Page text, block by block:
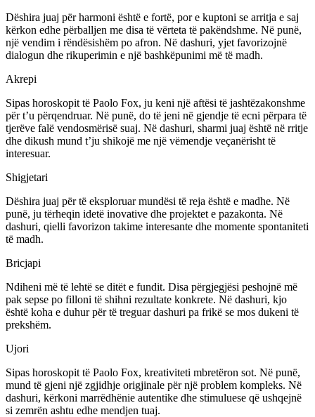
Dëshira juaj për harmoni është e fortë, por e kuptoni se arritja e saj
kërkon edhe përballjen me disa të vërteta të pakëndshme. Në punë,
një vendim i rëndësishëm po afron. Në dashuri, yjet favorizojnë
dialogun dhe rikuperimin e një bashkëpunimi më të madh.
Akrepi
Sipas horoskopit të Paolo Fox, ju keni një aftësi të jashtëzakonshme
për t’u përqendruar. Në punë, do të jeni në gjendje të ecni përpara të
tjerëve falë vendosmërisë suaj. Në dashuri, sharmi juaj është në rritje
dhe dikush mund t’ju shikojë me një vëmendje veçanërisht të
interesuar.
Shigjetari
Dëshira juaj për të eksploruar mundësi të reja është e madhe. Në
punë, ju tërheqin idetë inovative dhe projektet e pazakonta. Në
dashuri, qielli favorizon takime interesante dhe momente spontaniteti
të madh.
Bricjapi
Ndiheni më të lehtë se ditët e fundit. Disa përgjegjësi peshojnë më
pak sepse po filloni të shihni rezultate konkrete. Në dashuri, kjo
është koha e duhur për të treguar dashuri pa frikë se mos dukeni të
prekshëm.
Ujori
Sipas horoskopit të Paolo Fox, kreativiteti mbretëron sot. Në punë,
mund të gjeni një zgjidhje origjinale për një problem kompleks. Në
dashuri, kërkoni marrëdhënie autentike dhe stimuluese që ushqejnë
si zemrën ashtu edhe mendjen tuaj.